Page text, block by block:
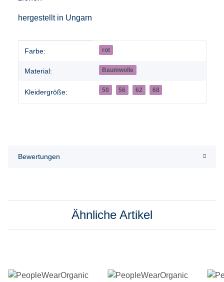
hergestellt in Ungarn
Produkteigenschaft
Wert
Farbe: rot
Material: Baumwolle
Kleidergröße: 50 56 62 68
Bewertungen
Ähnliche Artikel